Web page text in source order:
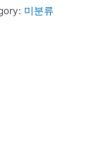
미분류